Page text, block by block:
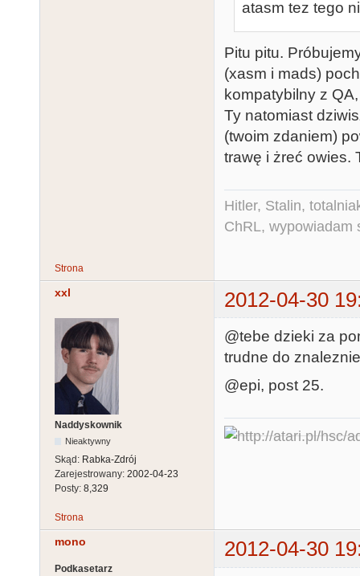
atasm tez tego
Pitu pitu.
(xasm i mads)
kompatybilny z
Ty natomiast
(twoim zdaniem)
trawę i żreć owies.
Hitler, Stalin,
ChRL, wypowiadam
Strona
xxl 2012-04-30
Naddyskownik
Nieaktywny
Skąd: Rabka-Zdrój
Zarejestrowany: 2002-04-23
Posty: 8,329
@tebe dzieki za
trudne do
@epi, post 25.
Strona
mono 2012-04-30
Podkasetarz